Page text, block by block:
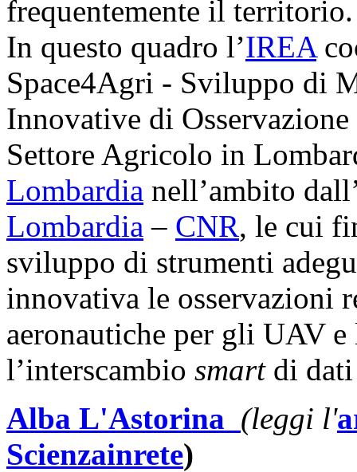
frequentemente il territorio.
In questo quadro l’IREA
Space4Agri - Sviluppo di
Innovative di
Settore Agricolo in
Lombardia nell’ambito
Lombardia – CNR, le cui
sviluppo di strumenti
innovativa le osservazioni
aeronautiche per gli UAV
l’interscambio smartdi dati
Alba L'Astorina (leggi l'
Scienzainrete)